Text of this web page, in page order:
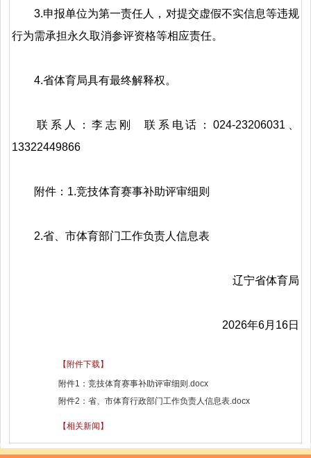
3.申报单位为第一责任人，对提交虚假不实信息等违规
行为需承担永久取消参评资格等相应责任。
4.省体育局具有最终解释权。
联系人：李志刚 联系电话：024-23206031、
13322449866
附件：1.竞技体育赛事补助评审细则
2.省、市体育部门工作负责人信息表
辽宁省体育局
2026年6月16日
【附件下载】
附件1：竞技体育赛事补助评审细则.docx
附件2：省、市体育行政部门工作负责人信息表.docx
【相关新闻】